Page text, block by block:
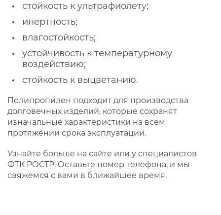
стойкость к ультрафиолету;
инертность;
влагостойкость;
устойчивость к температурному
воздействию;
стойкость к выцветанию.
Полипропилен подходит для производства
долговечных изделий, которые сохранят
изначальные характеристики на всем
протяжении срока эксплуатации.
Узнайте больше на сайте или у специалистов
ФТК РОСТР. Оставьте номер телефона, и мы
свяжемся с вами в ближайшее время.